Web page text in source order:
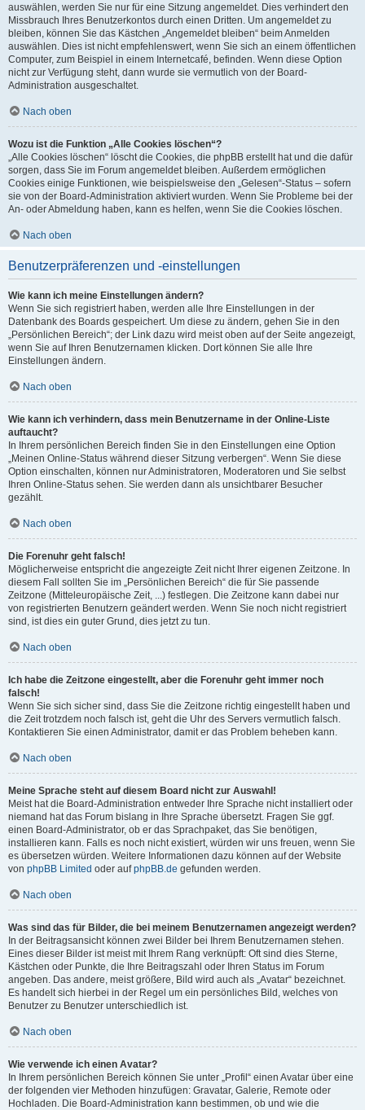
auswählen, werden Sie nur für eine Sitzung angemeldet. Dies verhindert den
Missbrauch Ihres Benutzerkontos durch einen Dritten. Um angemeldet zu
bleiben, können Sie das Kästchen „Angemeldet bleiben“ beim Anmelden
auswählen. Dies ist nicht empfehlenswert, wenn Sie sich an einem öffentlichen
Computer, zum Beispiel in einem Internetcafé, befinden. Wenn diese Option
nicht zur Verfügung steht, dann wurde sie vermutlich von der Board-
Administration ausgeschaltet.
Nach oben
Wozu ist die Funktion „Alle Cookies löschen“?
„Alle Cookies löschen“ löscht die Cookies, die phpBB erstellt hat und die dafür
sorgen, dass Sie im Forum angemeldet bleiben. Außerdem ermöglichen
Cookies einige Funktionen, wie beispielsweise den „Gelesen“-Status – sofern
sie von der Board-Administration aktiviert wurden. Wenn Sie Probleme bei der
An- oder Abmeldung haben, kann es helfen, wenn Sie die Cookies löschen.
Nach oben
Benutzerpräferenzen und -einstellungen
Wie kann ich meine Einstellungen ändern?
Wenn Sie sich registriert haben, werden alle Ihre Einstellungen in der
Datenbank des Boards gespeichert. Um diese zu ändern, gehen Sie in den
„Persönlichen Bereich“; der Link dazu wird meist oben auf der Seite angezeigt,
wenn Sie auf Ihren Benutzernamen klicken. Dort können Sie alle Ihre
Einstellungen ändern.
Nach oben
Wie kann ich verhindern, dass mein Benutzername in der Online-Liste
auftaucht?
In Ihrem persönlichen Bereich finden Sie in den Einstellungen eine Option
„Meinen Online-Status während dieser Sitzung verbergen“. Wenn Sie diese
Option einschalten, können nur Administratoren, Moderatoren und Sie selbst
Ihren Online-Status sehen. Sie werden dann als unsichtbarer Besucher
gezählt.
Nach oben
Die Forenuhr geht falsch!
Möglicherweise entspricht die angezeigte Zeit nicht Ihrer eigenen Zeitzone. In
diesem Fall sollten Sie im „Persönlichen Bereich“ die für Sie passende
Zeitzone (Mitteleuropäische Zeit, ...) festlegen. Die Zeitzone kann dabei nur
von registrierten Benutzern geändert werden. Wenn Sie noch nicht registriert
sind, ist dies ein guter Grund, dies jetzt zu tun.
Nach oben
Ich habe die Zeitzone eingestellt, aber die Forenuhr geht immer noch
falsch!
Wenn Sie sich sicher sind, dass Sie die Zeitzone richtig eingestellt haben und
die Zeit trotzdem noch falsch ist, geht die Uhr des Servers vermutlich falsch.
Kontaktieren Sie einen Administrator, damit er das Problem beheben kann.
Nach oben
Meine Sprache steht auf diesem Board nicht zur Auswahl!
Meist hat die Board-Administration entweder Ihre Sprache nicht installiert oder
niemand hat das Forum bislang in Ihre Sprache übersetzt. Fragen Sie ggf.
einen Board-Administrator, ob er das Sprachpaket, das Sie benötigen,
installieren kann. Falls es noch nicht existiert, würden wir uns freuen, wenn Sie
es übersetzen würden. Weitere Informationen dazu können auf der Website
von phpBB Limited oder aufphpBB.de gefunden werden.
Nach oben
Was sind das für Bilder, die bei meinem Benutzernamen angezeigt werden?
In der Beitragsansicht können zwei Bilder bei Ihrem Benutzernamen stehen.
Eines dieser Bilder ist meist mit Ihrem Rang verknüpft: Oft sind dies Sterne,
Kästchen oder Punkte, die Ihre Beitragszahl oder Ihren Status im Forum
angeben. Das andere, meist größere, Bild wird auch als „Avatar“ bezeichnet.
Es handelt sich hierbei in der Regel um ein persönliches Bild, welches von
Benutzer zu Benutzer unterschiedlich ist.
Nach oben
Wie verwende ich einen Avatar?
In Ihrem persönlichen Bereich können Sie unter „Profil“ einen Avatar über eine
der folgenden vier Methoden hinzufügen: Gravatar, Galerie, Remote oder
Hochladen. Die Board-Administration kann bestimmen, ob und wie die